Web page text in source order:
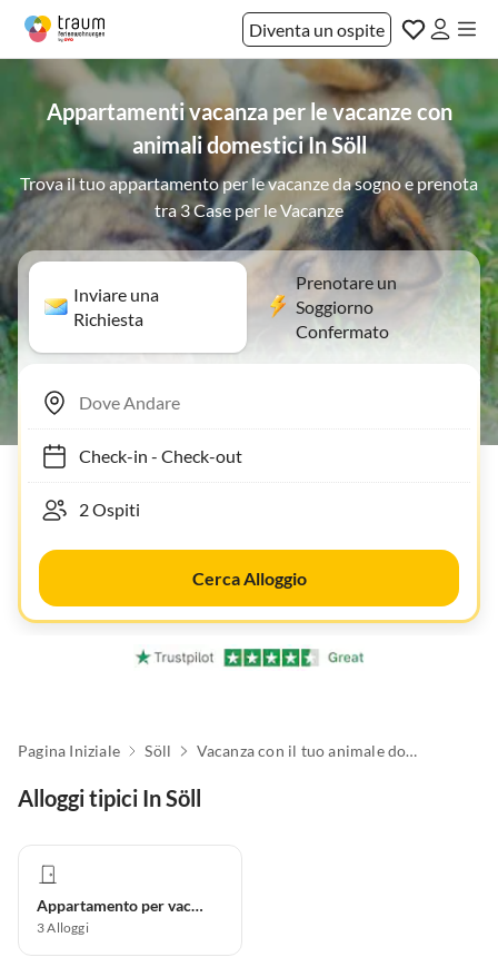
Diventa un ospite
Appartamenti vacanza per le vacanze con
animali domestici In Söll
Trova il tuo appartamento per le vacanze da sogno e prenota
tra 3 Case per le Vacanze
Inviare una
Richiesta
Prenotare un
Soggiorno
Confermato
Check-in- Check-out
Cerca Alloggio
Pagina Iniziale Söll Vacanza con il tuo animale domestico
Alloggi tipici In Söll
Appartamento per vacanze
3Alloggi